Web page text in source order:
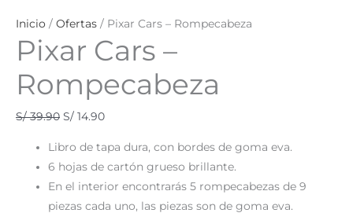
Inicio / Ofertas / Pixar Cars – Rompecabeza
Pixar Cars –
Rompecabeza
S/39.90 S/ 14.90
Libro de tapa dura, con bordes de goma eva.
6 hojas de cartón grueso brillante.
En el interior encontrarás 5 rompecabezas de 9
piezas cada uno, las piezas son de goma eva.